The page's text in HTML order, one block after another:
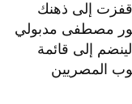
إلى ذهنك
مصطفى مدبولي
إلى قائمة
المصريين